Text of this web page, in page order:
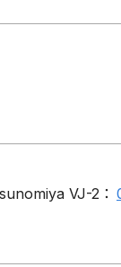
VJ-2：